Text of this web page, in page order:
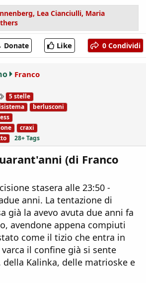
, Lea Cianciulli, Maria
Donate Like 0 Condividi
Franco
T
a
g
s
5 stelle
berlusconi
craxi
28+ Tags
(di Franco
stasera alle 23:50 -
anni. La tentazione di
già la avevo avuta due anni fa
avendone appena compiuti
come il tizio che entra in
varca il confine già si sente
Kalinka, delle matrioske e